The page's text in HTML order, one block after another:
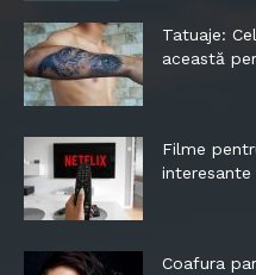
Tatuaje:
această
Filme
Coafura